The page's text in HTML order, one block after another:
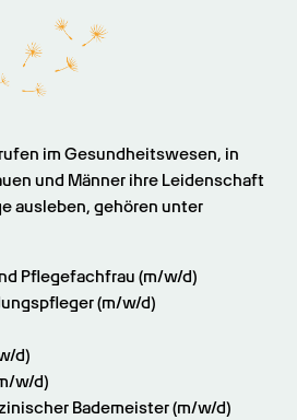
im Gesundheitswesen, in
und Männer ihre Leidenschaft
ausleben, gehören unter
Pflegefachfrau (m/w/d)
(m/w/d)
d)
w/d)
Bademeister (m/w/d)